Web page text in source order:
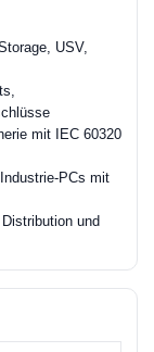
USV,
mit IEC 60320
PCs mit
und